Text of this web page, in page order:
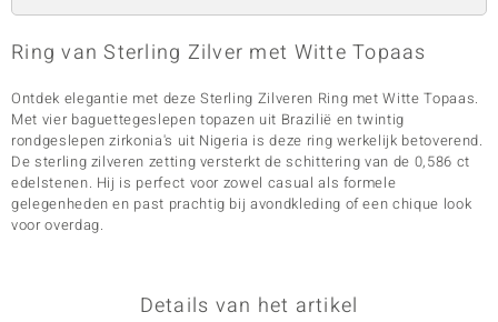
Ring van Sterling Zilver met Witte Topaas
Ontdek elegantie met deze Sterling Zilveren Ring met Witte Topaas.
Met vier baguettegeslepen topazen uit Brazilië en twintig
rondgeslepen zirkonia's uit Nigeria is deze ring werkelijk betoverend.
De sterling zilveren zetting versterkt de schittering van de 0,586 ct
edelstenen. Hij is perfect voor zowel casual als formele
gelegenheden en past prachtig bij avondkleding of een chique look
voor overdag.
Details van het artikel